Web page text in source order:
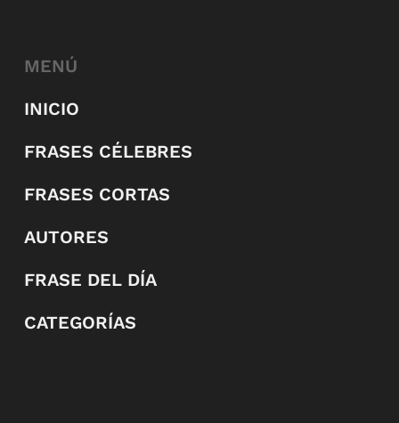
MENÚ
INICIO
FRASES CÉLEBRES
FRASES CORTAS
AUTORES
FRASE DEL DÍA
CATEGORÍAS